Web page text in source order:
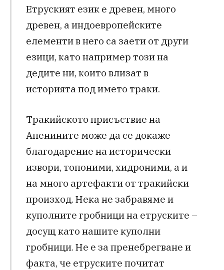
Eтруският език е древен, много
древен, а индоевропейските
елементи в него са заети от други
езици, като например този на
дедите ни, които влизат в
историята под името траки.
Тракийското присъствие на
Апенините може да се докаже
благодарение на исторически
извори, топоними, хидроними, а и
на много артефакти от тракийски
произход. Нека не забравяме и
куполните гробници на етруските –
досущ като нашите куполни
гробници. Не е за пренебрегване и
факта, че етруските почитат